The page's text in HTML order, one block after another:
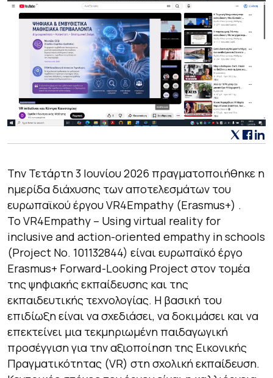
Την Τετάρτη 3 Ιουνίου 2026 πραγματοποιήθηκε η
ημερίδα διάχυσης των αποτελεσμάτων του
ευρωπαϊκού έργου VR4Empathy (Erasmus+) .
Το VR4Empathy – Using virtual reality for
inclusive and action-oriented empathy in schools
(Project No. 101132844) είναι ευρωπαϊκό έργο
Erasmus+ Forward-Looking Project στον τομέα
της ψηφιακής εκπαίδευσης και της
εκπαιδευτικής τεχνολογίας. Η βασική του
επιδίωξη είναι να σχεδιάσει, να δοκιμάσει και να
επεκτείνει μια τεκμηριωμένη παιδαγωγική
προσέγγιση για την αξιοποίηση της Εικονικής
Πραγματικότητας (VR) στη σχολική εκπαίδευση.